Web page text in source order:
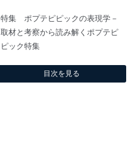
特集 ポプテピピックの表現学－
取材と考察から読み解くポプテピ
ピック特集
目次を見る